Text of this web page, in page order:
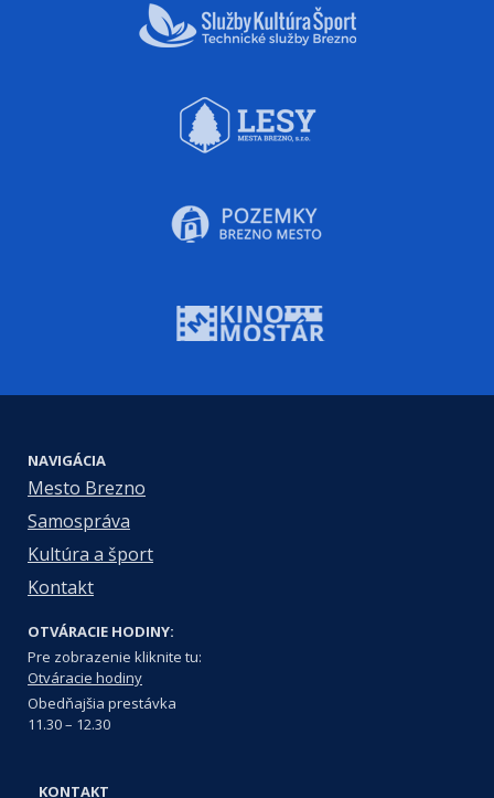
NAVIGÁCIA
Mesto Brezno
Samospráva
Kultúra a šport
Kontakt
OTVÁRACIE HODINY:
Pre zobrazenie kliknite tu:
Otváracie hodiny
Obedňajšia prestávka
11.30 – 12.30
KONTAKT